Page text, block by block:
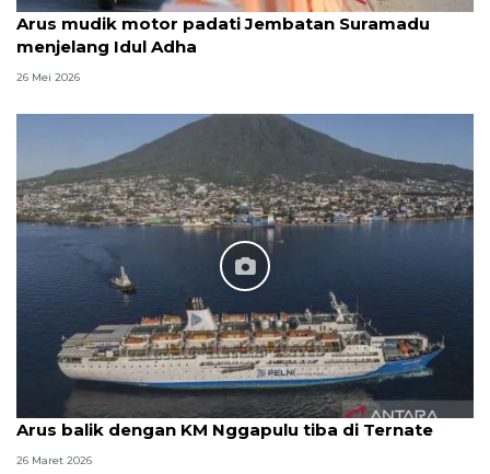
Arus mudik motor padati Jembatan Suramadu
menjelang Idul Adha
26 Mei 2026
Arus balik dengan KM Nggapulu tiba di Ternate
26 Maret 2026